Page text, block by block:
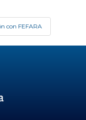
con FEFARA